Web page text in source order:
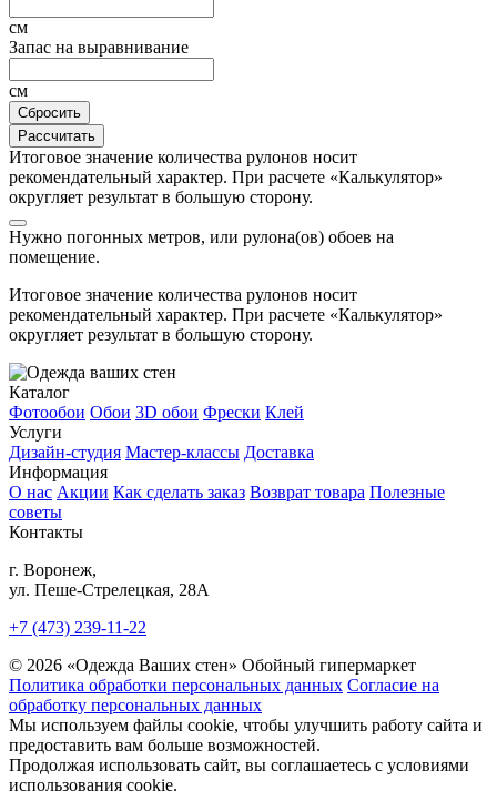
см
Запас на выравнивание
см
Сбросить
Рассчитать
Итоговое значение количества рулонов носит
рекомендательный характер. При расчете «Калькулятор»
округляет результат в большую сторону.
Нужно погонных метров, или рулона(ов) обоев на
помещение.
Итоговое значение количества рулонов носит
рекомендательный характер. При расчете «Калькулятор»
округляет результат в большую сторону.
Каталог
Фотообои Обои 3D обои Фрески Клей
Услуги
Дизайн-студия Мастер-классы Доставка
Информация
О нас Акции Как сделать заказ Возврат товара Полезные
советы
Контакты
г. Воронеж,
ул. Пеше-Cтрелецкая, 28А
+7 (473) 239-11-22
© 2026 «Одежда Ваших стен» Обойный гипермаркет
Политика обработки персональных данных Согласие на
обработку персональных данных
Мы используем файлы cookie, чтобы улучшить работу сайта и
предоставить вам больше возможностей.
Продолжая использовать сайт, вы соглашаетесь с условиями
использования cookie.